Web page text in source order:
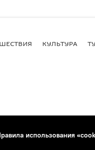
КУЛЬТУРА
использования